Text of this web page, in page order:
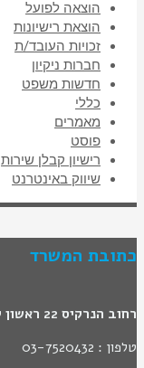
הוצאה לפועל
הוצאת רישיונות
זכויות העובד/ת
חברות ניקיון
חדשות משפט
כללי
מאמרים
פוסט
רישיון קבלן שירות
שיווק באינטרנט
כתובת המשרד
רחוב הנרקיס 22 ראשון לציון
טלפון : 03-7520432